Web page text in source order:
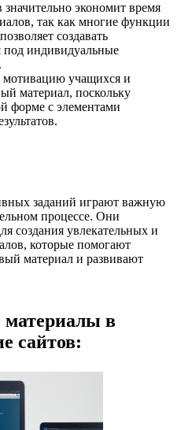
экономит время
так как многие функции
создавать
под индивидуальные
мотивацию учащихся и
материал, поскольку
форме с элементами
заданий играют важную
процессе. Они
создания увлекательных и
которые помогают
материал и развивают
материалы в
сайтов: